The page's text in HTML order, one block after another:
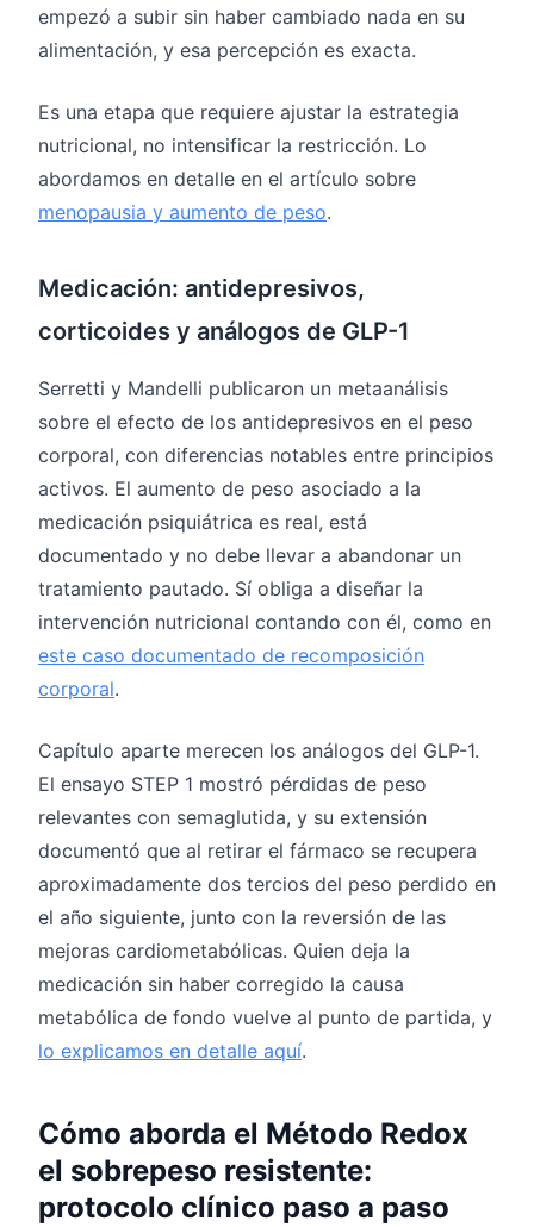
empezó a subir sin haber cambiado nada en su
alimentación, y esa percepción es exacta.
Es una etapa que requiere ajustar la estrategia
nutricional, no intensificar la restricción. Lo
abordamos en detalle en el artículo sobre
menopausia y aumento de peso.
Medicación: antidepresivos,
corticoides y análogos de GLP-1
Serretti y Mandelli publicaron un metaanálisis
sobre el efecto de los antidepresivos en el peso
corporal, con diferencias notables entre principios
activos. El aumento de peso asociado a la
medicación psiquiátrica es real, está
documentado y no debe llevar a abandonar un
tratamiento pautado. Sí obliga a diseñar la
intervención nutricional contando con él, como en
este caso documentado de recomposición
corporal.
Capítulo aparte merecen los análogos del GLP-1.
El ensayo STEP 1 mostró pérdidas de peso
relevantes con semaglutida, y su extensión
documentó que al retirar el fármaco se recupera
aproximadamente dos tercios del peso perdido en
el año siguiente, junto con la reversión de las
mejoras cardiometabólicas. Quien deja la
medicación sin haber corregido la causa
metabólica de fondo vuelve al punto de partida, y
lo explicamos en detalle aquí.
Cómo aborda el Método Redox
el sobrepeso resistente:
protocolo clínico paso a paso